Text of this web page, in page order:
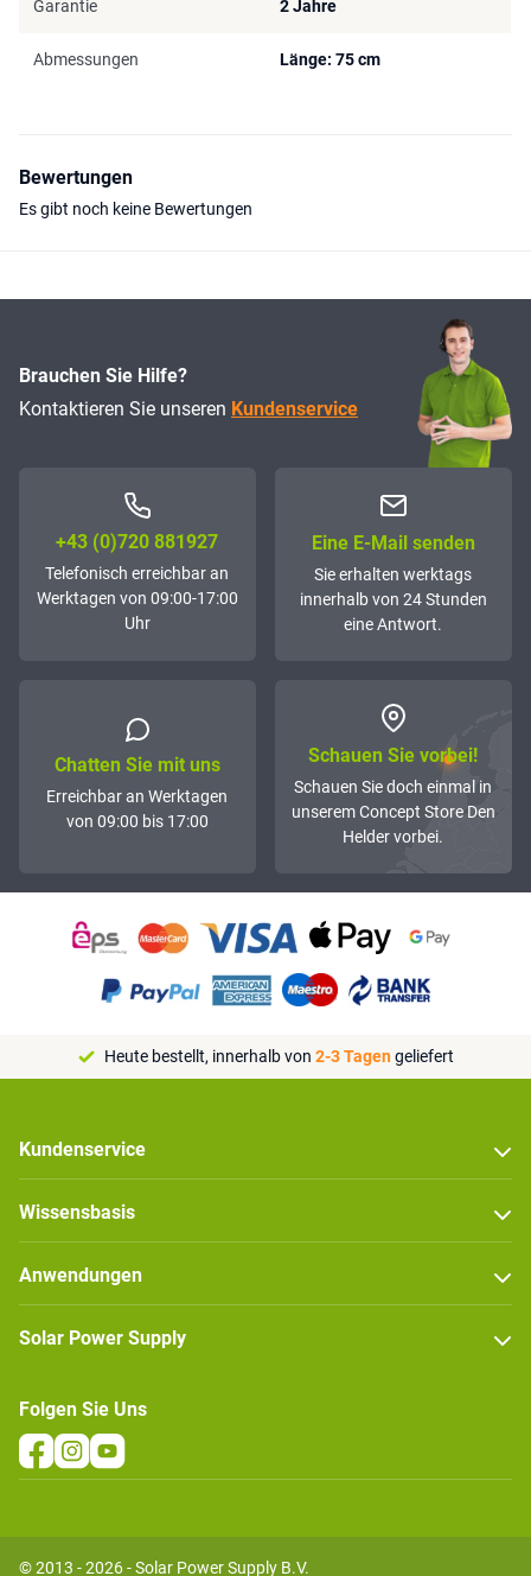
Garantie 2 Jahre
Abmessungen Länge: 75 cm
Bewertungen
Es gibt noch keine Bewertungen
Brauchen Sie Hilfe?
Kontaktieren Sie unseren Kundenservice
+43 (0)72­0 881927
Telefonisch erreichbar an
Werktagen von 09:00-17:00
Uhr
Eine E-Mail senden
Sie erhalten werktags
innerhalb von 24 Stunden
eine Antwort.
Chatten Sie mit uns
Erreichbar an Werktagen
von 09:00 bis 17:00
Schauen Sie vorbei!
Schauen Sie doch einmal in
unserem Concept Store Den
Helder vorbei.
Heute bestellt, innerhalb von 2-3 Tagengeliefert
Kundenservice
Wissensbasis
Anwendungen
Solar Power Supply
Folgen Sie Uns
© 2013 - 2026 - Solar Power Supply B.V.